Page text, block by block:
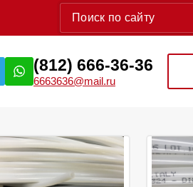
(812) 666-36-36
6663636@mail.ru